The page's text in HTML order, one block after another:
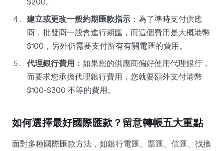
建立或更改一般約期匯款指示 ：為了準時支付供應
商，批發商一般會進行期匯，而這個費用是大概港幣
$100，另外仍需要支付所有有關電匯的費用。
代理銀行費用 ：如果您的供應商偏好使用代理銀行，
而要求您承擔代理銀行費用，您就要額外支付港幣
$100-$300 不等的費用。
如何選擇最好國際匯款？留意轉帳五大重點
面對多種國際匯款方法，如銀行電匯、票匯、信匯、找換